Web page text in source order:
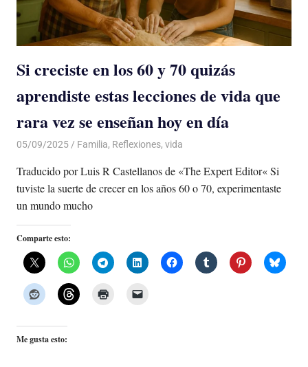
Si creciste en los 60 y 70 quizás
aprendiste estas lecciones de vida que
rara vez se enseñan hoy en día
05/09/2025 De todo un Poco
Familia, Reflexiones, vida
Traducido por Luis R Castellanos de «The Expert Editor« Si
tuviste la suerte de crecer en los años 60 o 70, experimentaste
un mundo mucho
Comparte esto:
Me gusta esto: